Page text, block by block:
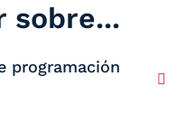
sobre...
programación